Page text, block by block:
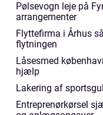
Pølsevogn leje på
arrangementer
Flyttefirma i Århus
flytningen
Låsesmed
hjælp
Lakering af
Entreprenørkørsel